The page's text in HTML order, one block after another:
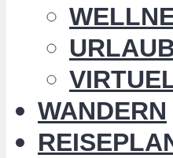
WANDERN